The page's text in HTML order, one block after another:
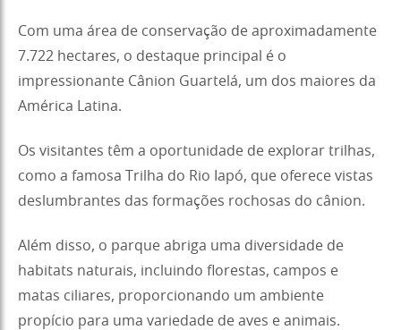
Com uma área de conservação de aproximadamente
7.722 hectares, o destaque principal é o
impressionante Cânion Guartelá, um dos maiores da
América Latina.
Os visitantes têm a oportunidade de explorar trilhas,
como a famosa Trilha do Rio Iapó, que oferece vistas
deslumbrantes das formações rochosas do cânion.
Além disso, o parque abriga uma diversidade de
habitats naturais, incluindo florestas, campos e
matas ciliares, proporcionando um ambiente
propício para uma variedade de aves e animais.